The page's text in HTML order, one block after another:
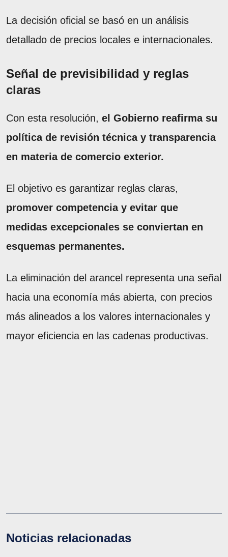
La decisión oficial se basó en un análisis
detallado de precios locales e internacionales.
Señal de previsibilidad y reglas
claras
Con esta resolución, el Gobierno reafirma su
política de revisión técnica y transparencia
en materia de comercio exterior.
El objetivo es garantizar reglas claras,
promover competencia y evitar que
medidas excepcionales se conviertan en
esquemas permanentes.
La eliminación del arancel representa una señal
hacia una economía más abierta, con precios
más alineados a los valores internacionales y
mayor eficiencia en las cadenas productivas.
Noticias relacionadas